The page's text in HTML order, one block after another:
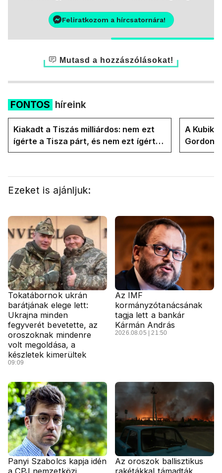
Feliratkozom a hírcsatornára!
Mutasd a hozzászólásokat!
FONTOS híreink
Kiakadt a Tiszás milliárdos: nem ezt
ígérte a Tisza párt, és nem ezt ígérte
Magyar Péter a kampányban
A Kubik
Gordon
Magyar
Ezeket is ajánljuk:
Tokatábornok ukrán
barátjának elege lett:
Ukrajna minden
fegyverét bevetette, az
oroszoknak mindenre
volt megoldása, a
készletek kimerültek
09:09
Az IMF
kormányzótanácsának
tagja lett a bankár
Kármán András
2026.08.05 | 21:50
Panyi Szabolcs kapja idén
a CPJ nemzetközi
Az oroszok ballisztikus
rakétákkal támadták